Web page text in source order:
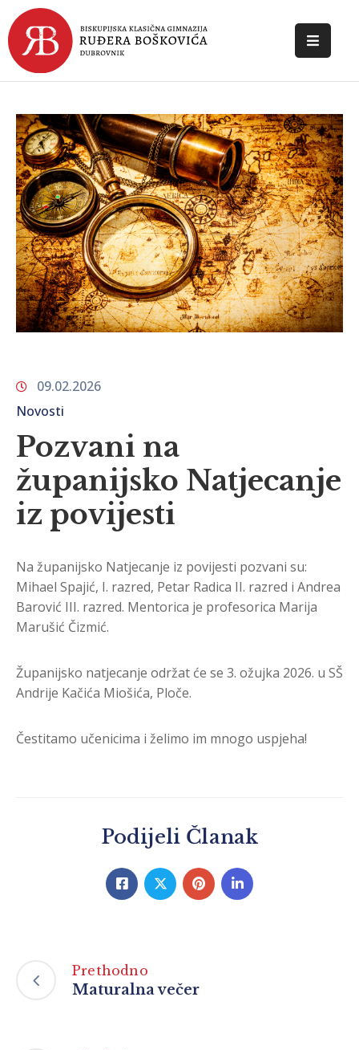
POČETNA
ŠKOLI
DOKUMENTI
NOVOSTI
KONTAKT
09.02.2026
Novosti
Pozvani na
županijsko Natjecanje
iz povijesti
Na županijsko Natjecanje iz povijesti pozvani su:
Mihael Spajić, I. razred, Petar Radica II. razred i Andrea
Barović III. razred. Mentorica je profesorica Marija
Marušić Čizmić.
Županijsko natjecanje održat će se 3. ožujka 2026. u SŠ
Andrije Kačića Miošića, Ploče.
Čestitamo učenicima i želimo im mnogo uspjeha!
Podijeli Članak
Prethodno
Maturalna večer